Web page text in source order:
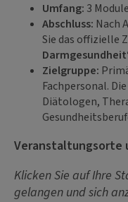
Umfang: 3
Abschluss: Nach
Sie das offizielle
Zielgruppe:
Fachpersonal.
Diätologen,
Veranstaltungsorte
Klicken Sie auf Ihre
gelangen und sich